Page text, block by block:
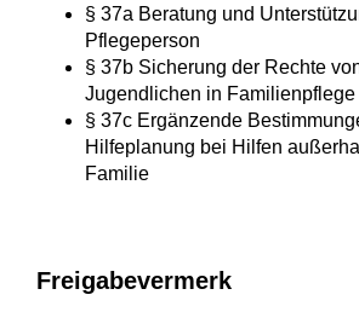
§ 37a Beratung und
Pflegeperson
§ 37b Sicherung der Rechte
Jugendlichen in Familienpflege
§ 37c Ergänzende
Hilfeplanung bei Hilfen
Familie
Freigabevermerk